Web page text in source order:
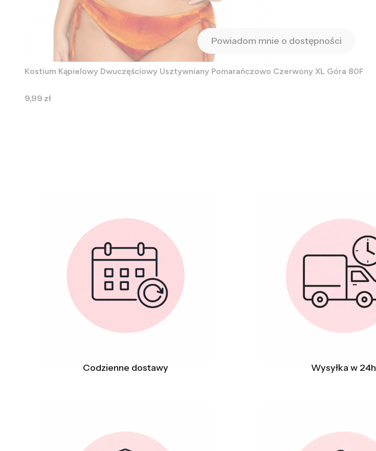
Powiadom mnie o dostępności
Kostium Kąpielowy Dwuczęściowy Usztywniany Pomarańczowo Czerwony XL Góra 80F
Cena
9,99 zł
Codzienne dostawy Wysyłka w 24h